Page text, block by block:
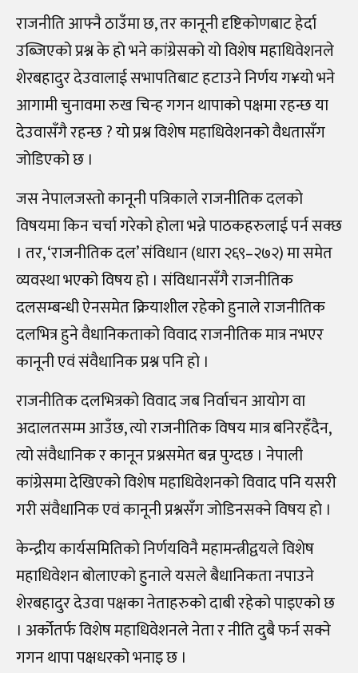
राजनीति आफ्नै ठाउँमा छ, तर कानूनी दृष्टिकोणबाट हेर्दा
उब्जिएको प्रश्न के हो भने कांग्रेसको यो विशेष महाधिवेशनले
शेरबहादुर देउवालाई सभापतिबाट हटाउने निर्णय ग¥यो भने
आगामी चुनावमा रुख चिन्ह गगन थापाको पक्षमा रहन्छ या
देउवासँगै रहन्छ ? यो प्रश्न विशेष महाधिवेशनको वैधतासँग
जोडिएको छ ।
जस नेपालजस्तो कानूनी पत्रिकाले राजनीतिक दलको
विषयमा किन चर्चा गरेको होला भन्ने पाठकहरुलाई पर्न सक्छ
। तर, ‘राजनीतिक दल’ संविधान (धारा २६९–२७२) मा समेत
व्यवस्था भएको विषय हो । संविधानसँगै राजनीतिक
दलसम्बन्धी ऐनसमेत क्रियाशील रहेको हुनाले राजनीतिक
दलभित्र हुने वैधानिकताको विवाद राजनीतिक मात्र नभएर
कानूनी एवं संवैधानिक प्रश्न पनि हो ।
राजनीतिक दलभित्रको विवाद जब निर्वाचन आयोग वा
अदालतसम्म आउँछ, त्यो राजनीतिक विषय मात्र बनिरहँदैन,
त्यो संवैधानिक र कानून प्रश्नसमेत बन्न पुग्दछ । नेपाली
कांग्रेसमा देखिएको विशेष महाधिवेशनको विवाद पनि यसरी
गरी संवैधानिक एवं कानूनी प्रश्नसँग जोडिनसक्ने विषय हो ।
केन्द्रीय कार्यसमितिको निर्णयविनै महामन्त्रीद्वयले विशेष
महाधिवेशन बोलाएको हुनाले यसले बैधानिकता नपाउने
शेरबहादुर देउवा पक्षका नेताहरुको दाबी रहेको पाइएको छ
। अर्कोतर्फ विशेष महाधिवेशनले नेता र नीति दुबै फर्न सक्ने
गगन थापा पक्षधरको भनाइ छ ।